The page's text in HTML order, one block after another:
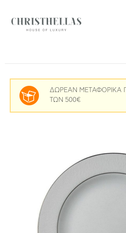
ΔΩΡΕΑΝ ΜΕΤΑΦΟΡΙΚΑ
ΤΩΝ 500€